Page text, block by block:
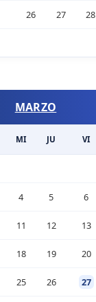
26 27 28
MARZO
MI JU VI
4 5 6
11 12 13
18 19 20
25 26 27